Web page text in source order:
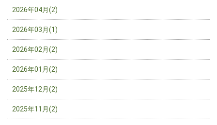
2026年04月(2)
2026年03月(1)
2026年02月(2)
2026年01月(2)
2025年12月(2)
2025年11月(2)